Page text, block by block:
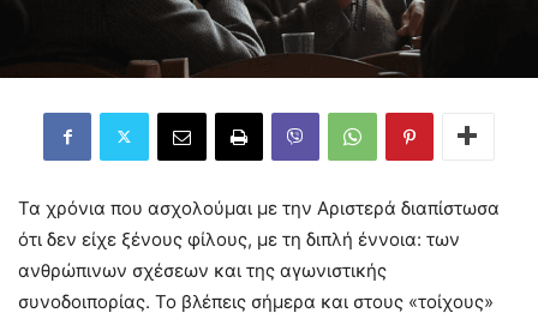
Τα χρόνια που ασχολούμαι με την Αριστερά διαπίστωσα
ότι δεν είχε ξένους φίλους, με τη διπλή έννοια: των
ανθρώπινων σχέσεων και της αγωνιστικής
συνοδοιπορίας. Το βλέπεις σήμερα και στους «τοίχους»